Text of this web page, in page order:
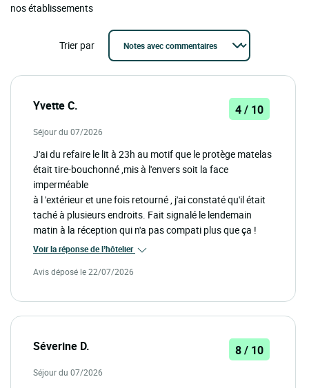
nos établissements
Trier par
Yvette C. 4 / 10
Séjour du 07/2026
J'ai du refaire le lit à 23h au motif que le protège matelas
était tire-bouchonné ,mis à l'envers soit la face
imperméable
à l 'extérieur et une fois retourné , j'ai constaté qu'il était
taché à plusieurs endroits. Fait signalé le lendemain
matin à la réception qui n'a pas compati plus que ça !
Voir la réponse de l’hôtelier
Avis déposé le 22/07/2026
Séverine D. 8 / 10
Séjour du 07/2026